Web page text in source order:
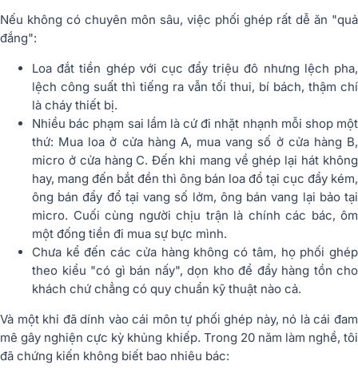
Nếu không có chuyên môn sâu, việc phối ghép rất dễ ăn "quả
đắng":
Loa đắt tiền ghép với cục đẩy triệu đô nhưng lệch pha,
lệch công suất thì tiếng ra vẫn tối thui, bí bách, thậm chí
là cháy thiết bị.
Nhiều bác phạm sai lầm là cứ đi nhặt nhạnh mỗi shop một
thứ: Mua loa ở cửa hàng A, mua vang số ở cửa hàng B,
micro ở cửa hàng C. Đến khi mang về ghép lại hát không
hay, mang đến bắt đền thì ông bán loa đổ tại cục đẩy kém,
ông bán đẩy đổ tạivang số lởm, ông bán vang lại bảo tại
micro. Cuối cùng người chịu trận là chính các bác, ôm
một đống tiền đi mua sự bực mình.
Chưa kể đến các cửa hàng không có tâm, họ phối ghép
theo kiểu "có gì bán nấy", dọn kho để đẩy hàng tồn cho
khách chứ chẳng có quy chuẩn kỹ thuật nào cả.
Và một khi đã dính vào cái môn tự phối ghép này, nó là cái đam
mê gây nghiện cực kỳ khủng khiếp. Trong 20 năm làm nghề, tôi
đã chứng kiến không biết bao nhiêu bác: